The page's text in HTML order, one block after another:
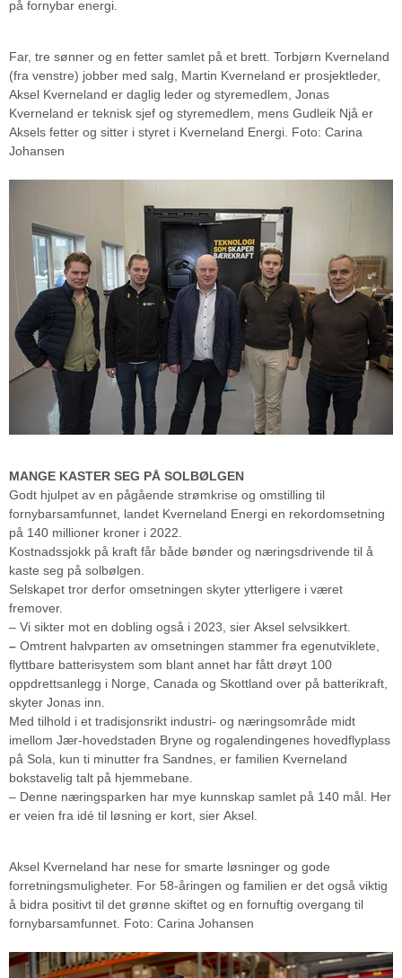
på fornybar energi.
Far, tre sønner og en fetter samlet på et brett. Torbjørn Kverneland
(fra venstre) jobber med salg, Martin Kverneland er prosjektleder,
Aksel Kverneland er daglig leder og styremedlem, Jonas
Kverneland er teknisk sjef og styremedlem, mens Gudleik Njå er
Aksels fetter og sitter i styret i Kverneland Energi. Foto: Carina
Johansen
MANGE KASTER SEG PÅ SOLBØLGEN
Godt hjulpet av en pågående strømkrise og omstilling til
fornybarsamfunnet, landet Kverneland Energi en rekordomsetning
på 140 millioner kroner i 2022.
Kostnadssjokk på kraft får både bønder og næringsdrivende til å
kaste seg på solbølgen.
Selskapet tror derfor omsetningen skyter ytterligere i været
fremover.
– Vi sikter mot en dobling også i 2023, sier Aksel selvsikkert.
– Omtrent halvparten av omsetningen stammer fra egenutviklete,
flyttbare batterisystem som blant annet har fått drøyt 100
oppdrettsanlegg i Norge, Canada og Skottland over på batterikraft,
skyter Jonas inn.
Med tilhold i et tradisjonsrikt industri- og næringsområde midt
imellom Jær-hovedstaden Bryne og rogalendingenes hovedflyplass
på Sola, kun ti minutter fra Sandnes, er familien Kverneland
bokstavelig talt på hjemmebane.
– Denne næringsparken har mye kunnskap samlet på 140 mål. Her
er veien fra idé til løsning er kort, sier Aksel.
Aksel Kverneland har nese for smarte løsninger og gode
forretningsmuligheter. For 58-åringen og familien er det også viktig
å bidra positivt til det grønne skiftet og en fornuftig overgang til
fornybarsamfunnet. Foto: Carina Johansen